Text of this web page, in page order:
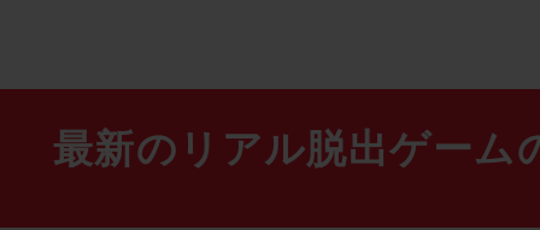
最新のリアル脱出ゲーム